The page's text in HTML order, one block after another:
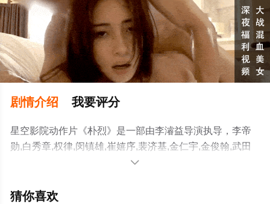
剧情介绍 我要评分
星空影院动作片《朴烈》是一部由李濬益导演执导，李帝
勋,白秀章,权律,闵镇雄,崔嬉序,裴济基,金仁宇,金俊翰,武田
裕光等演员精彩演绎的韩国电影，大结局剧情已揭晓（1-1
空影视，更多相关信息可移步至豆瓣电影、电视猫或剧情

猜你喜欢